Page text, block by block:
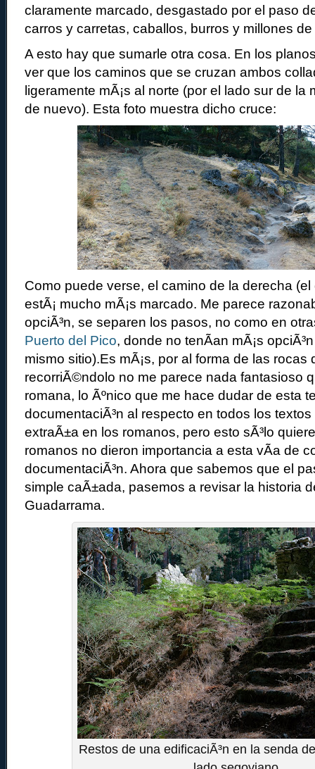
claramente marcado, desgastado por el paso
carros y carretas, caballos, burros y millones
A esto hay que sumarle otra cosa. En los
ver que los caminos que se cruzan ambos
ligeramente mÃ¡s al norte (por el lado sur de la
de nuevo). Esta foto muestra dicho cruce:
Como puede verse, el camino de la derecha
estÃ¡ mucho mÃ¡s marcado. Me parece
opciÃ³n, se separen los pasos, no como en
Puerto del Pico, donde no tenÃ­an mÃ¡s
mismo sitio).Es mÃ¡s, por al forma de las rocas
recorriÃ©ndolo no me parece nada fantasioso
romana, lo Ãºnico que me hace dudar de esta
documentaciÃ³n al respecto en todos los textos
extraÃ±a en los romanos, pero esto sÃ³lo
romanos no dieron importancia a esta vÃ­a de
documentaciÃ³n. Ahora que sabemos que el
simple caÃ±ada, pasemos a revisar la historia
Guadarrama.
Restos de una edificaciÃ³n en la senda